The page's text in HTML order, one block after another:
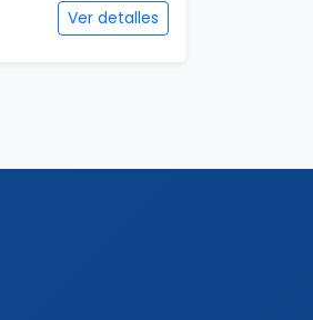
Ver detalles